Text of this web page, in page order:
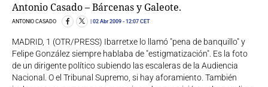
Antonio Casado – Bárcenas y Galeote.
ANTONIO CASADO 02 Abr 2009 - 12:07 CET
MADRID, 1 (OTR/PRESS) Ibarretxe lo llamó "pena de banquillo" y
Felipe González siempre hablaba de "estigmatización". Es la foto
de un dirigente político subiendo las escaleras de la Audiencia
Nacional. O el Tribunal Supremo, si hay aforamiento. También